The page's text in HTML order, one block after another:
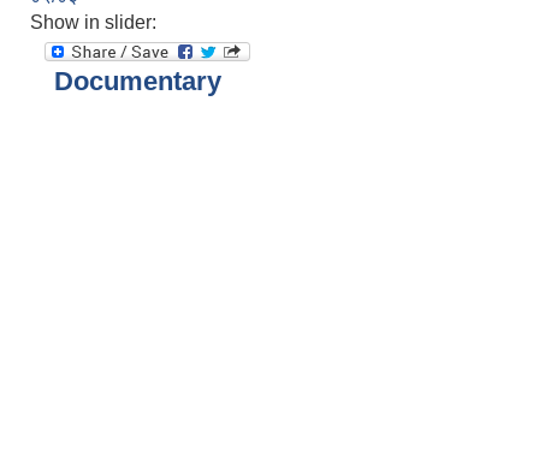
Show in slider:
Documentary